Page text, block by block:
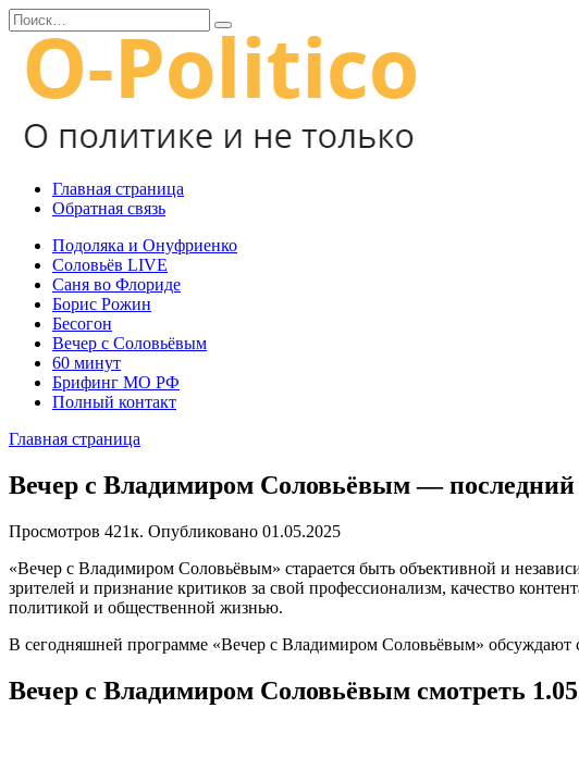
Перейти
к
содержанию
Search
for:
Главная страница
Обратная связь
Подоляка и Онуфриенко
Соловьёв LIVE
Саня во Флориде
Борис Рожин
Бесогон
Вечер с Соловьёвым
60 минут
Брифинг МО РФ
Полный контакт
Главная страница
Вечер с Владимиром Соловьёвым — последний
Просмотров 421к. Опубликовано 01.05.2025
«Вечер с Владимиром Соловьёвым» старается быть объективной и
зрителей и признание критиков за свой профессионализм, качество
политикой и общественной жизнью.
В сегодняшней программе «Вечер с Владимиром Соловьёвым» обсуждают
Вечер с Владимиром Соловьёвым смотреть